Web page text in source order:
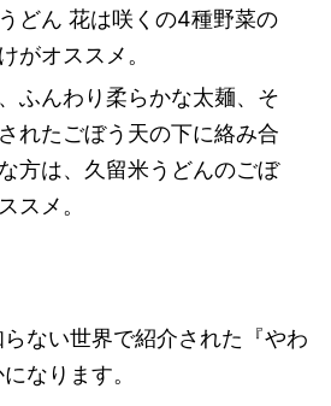
どん 花は咲くの4種野菜の
がオススメ。
ふんわり柔らかな太麺、そ
れたごぼう天の下に絡み合
方は、久留米うどんのごぼ
スメ。
ない世界で紹介された『やわ
なります。